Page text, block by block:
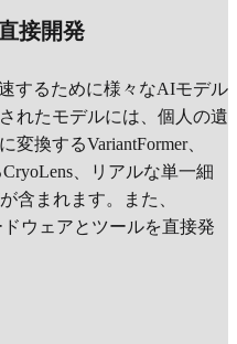
接開発
するために様々なAIモデル
れたモデルには、個人の遺
換するVariantFormer、
、リアルな単一細
含まれます。また、
ウェアとツールを直接発